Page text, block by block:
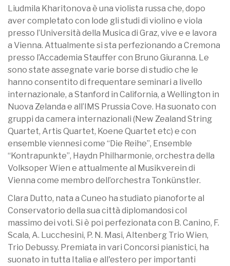
Liudmila Kharitonova è una violista russa che, dopo
aver completato con lode gli studi di violino e viola
presso l’Università della Musica di Graz, vive e e lavora
a Vienna. Attualmente si sta perfezionando a Cremona
presso l’Accademia Stauffer con Bruno Giuranna. Le
sono state assegnate varie borse di studio che le
hanno consentito di frequentare seminari a livello
internazionale, a Stanford in California, a Wellington in
Nuova Zelanda e all’IMS Prussia Cove. Ha suonato con
gruppi da camera internazionali (New Zealand String
Quartet, Artis Quartet, Koene Quartet etc) e con
ensemble viennesi come “Die Reihe”, Ensemble
“Kontrapunkte”, Haydn Philharmonie, orchestra della
Volksoper Wien e attualmente al Musikverein di
Vienna come membro dell’orchestra Tonkünstler.
Clara Dutto, nata a Cuneo ha studiato pianoforte al
Conservatorio della sua città diplomandosi col
massimo dei voti. Si è poi perfezionata con B. Canino, F.
Scala, A. Lucchesini, P. N. Masi, Altenberg Trio Wien,
Trio Debussy. Premiata in vari Concorsi pianistici, ha
suonato in tutta Italia e all'estero per importanti